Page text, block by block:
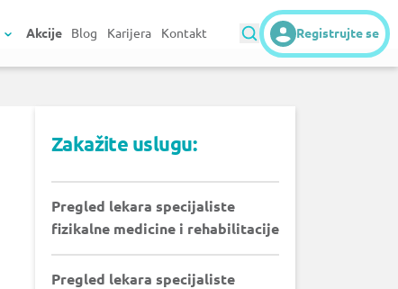
Akcije Blog Karijera Kontakt Registrujte se
Zakažite uslugu:
Pregled lekara specijaliste
fizikalne medicine i rehabilitacije
Pregled lekara specijaliste